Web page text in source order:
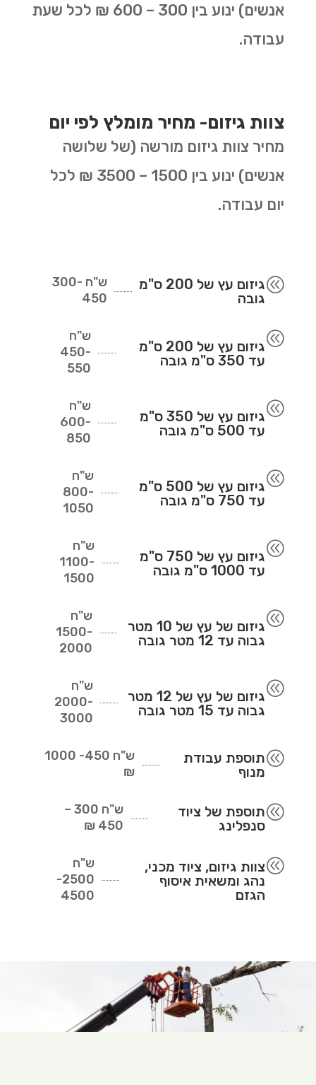
אנשים) ינוע בין 300 – 600 ₪ לכל שעת
עבודה.
צוות גיזום- מחיר מומלץ לפי יום
מחיר צוות גיזום מורשה (של שלושה
אנשים) ינוע בין 1500 – 3500 ₪ לכל
יום עבודה.
@
גיזום עץ של 200 ס"מ
גובה
ש"ח 300-
450
@
גיזום עץ של 200 ס"מ
עד 350 ס"מ גובה
ש"ח
450-
550
@
גיזום עץ של 350 ס"מ
עד 500 ס"מ גובה
ש"ח
600-
850
@
גיזום עץ של 500 ס"מ
עד 750 ס"מ גובה
ש"ח
800-
1050
@
גיזום עץ של 750 ס"מ
עד 1000 ס"מ גובה
ש"ח
1100-
1500
@
גיזום של עץ של 10 מטר
גבוה עד 12 מטר גובה
ש"ח
1500-
2000
@
גיזום של עץ של 12 מטר
גבוה עד 15 מטר גובה
ש"ח
2000-
3000
@תוספת עבודת
מנוף
ש"ח
450- 1000
₪
@תוספת של ציוד
סנפלינג
ש"ח
300 –
450 ₪
@צוות גיזום, ציוד מכני,
נהג ומשאית איסוף
הגזם
ש"ח
2500-
4500